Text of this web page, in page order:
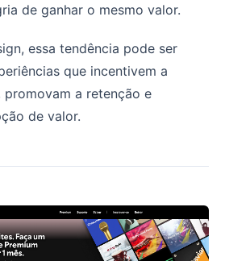
de ganhar o mesmo valor.
essa tendência pode ser
que incentivem a
a retenção e
de valor.